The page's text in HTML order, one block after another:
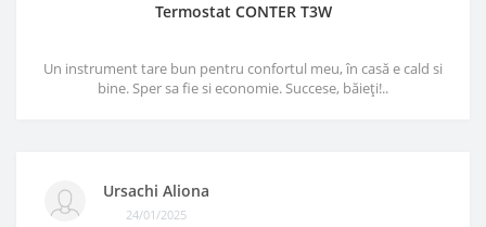
Termostat CONTER T3W
Un instrument tare bun pentru confortul meu, în casă e cald si
bine. Sper sa fie si economie. Succese, băieți!..
Ursachi Aliona
24/01/2025